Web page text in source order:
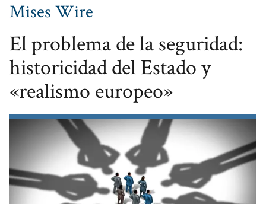
Mises Wire
El problema de la seguridad:
historicidad del Estado y
«realismo europeo»